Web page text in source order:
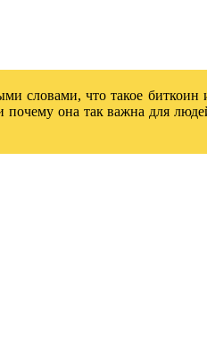
словами, что такое биткоин
она так важна для